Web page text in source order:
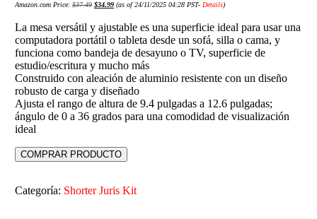
Amazon.com Price:$37.49 $34.99 (as of 24/11/2025 04:28 PST-Details)
La mesa versátil y ajustable es una superficie ideal para usar una
computadora portátil o tableta desde un sofá, silla o cama, y
funciona como bandeja de desayuno o TV, superficie de
estudio/escritura y mucho más
Construido con aleación de aluminio resistente con un diseño
robusto de carga y diseñado
Ajusta el rango de altura de 9.4 pulgadas a 12.6 pulgadas;
ángulo de 0 a 36 grados para una comodidad de visualización
ideal
COMPRAR PRODUCTO
Categoría: Shorter Juris Kit